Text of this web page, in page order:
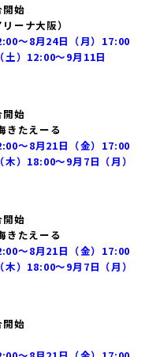
始
ーナ大阪）
～8月24日（月）17:00
）12:00～9月11日
始
きたえーる
～8月21日（金）17:00
）18:00～9月7日（月）
始
きたえーる
～8月21日（金）17:00
）18:00～9月7日（月）
始